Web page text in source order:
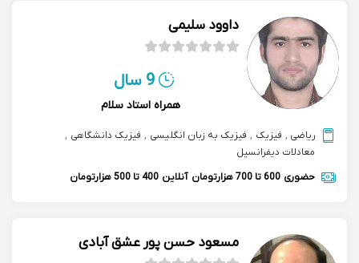
داوود سلیمی
9 سال
همراه استاد سلام
ریاضی , فیزیک , فیزیک به زبان انگلیسی , ‌فیزیک دانشگاهی ,
معادلات دیفرانسیل
حضوری 600 تا 700 هزارتومان آنلاین 400 تا 500 هزارتومان
مسعود حسن پور عشق آبادی